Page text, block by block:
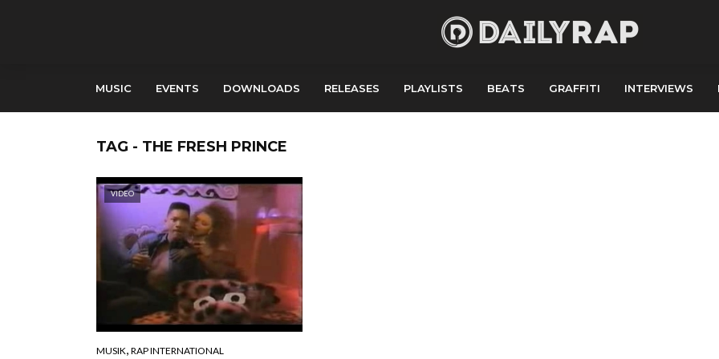
MUSIC EVENTS DOWNLOADS RELEASES PLAYLISTS BEATS GRAFFITI INTERVIEWS
TAG - THE FRESH PRINCE
VIDEO
MUSIK RAP INTERNATIONAL